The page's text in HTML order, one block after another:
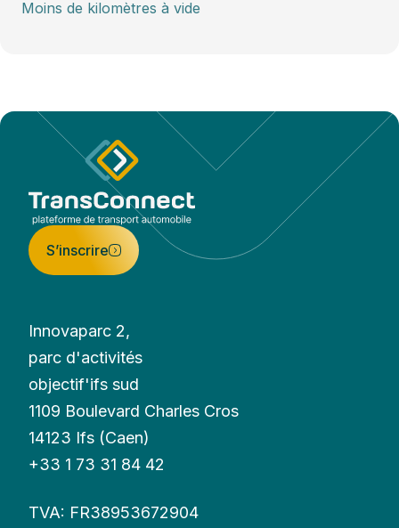
Moins de kilomètres à vide
S’inscrire
Innovaparc 2,
parc d'activités
objectif'ifs sud
1109 Boulevard Charles Cros
14123 Ifs (Caen)
+33 1 73 31 84 42
TVA: FR38953672904